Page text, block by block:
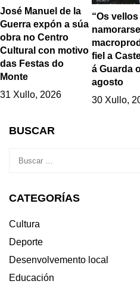
José Manuel de la
Guerra expón a súa
obra no Centro
Cultural con motivo
das Festas do
Monte
31 Xullo, 2026
“Os
fiel a
á Guarda
agosto
30 Xullo,
BUSCAR
CATEGORÍAS
Cultura
Deporte
Desenvolvemento local
Educación